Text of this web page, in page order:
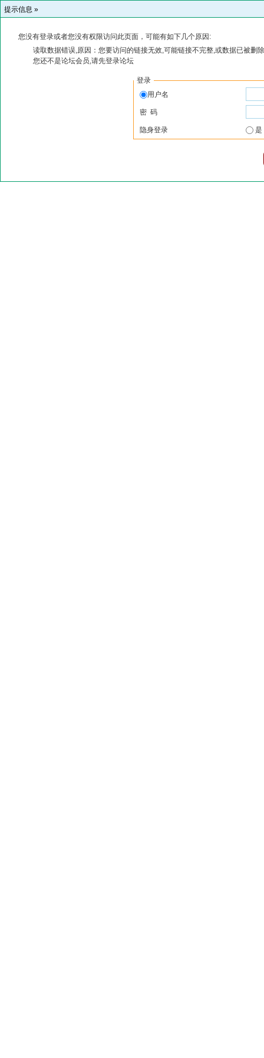
提示信息 »
您没有登录或者您没有权限访问此页面，可能有如下几个原因:
读取数据错误,原因：您要访问的链接无效,可能链接不完整,或数据已被删
您还不是论坛会员,请先登录论坛
登录
用户名
密 码
隐身登录